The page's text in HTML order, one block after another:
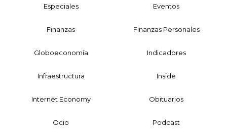
Especiales Eventos
Finanzas Finanzas Personales
Globoeconomía Indicadores
Infraestructura Inside
Internet Economy Obituarios
Ocio Podcast